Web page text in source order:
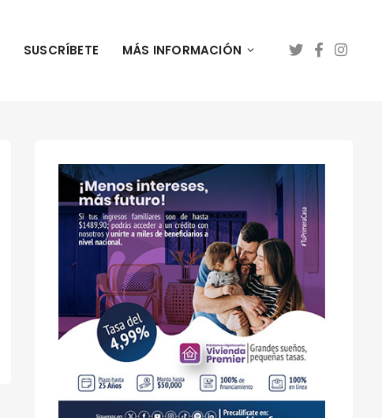
SUSCRÍBETE MÁS INFORMACIÓN